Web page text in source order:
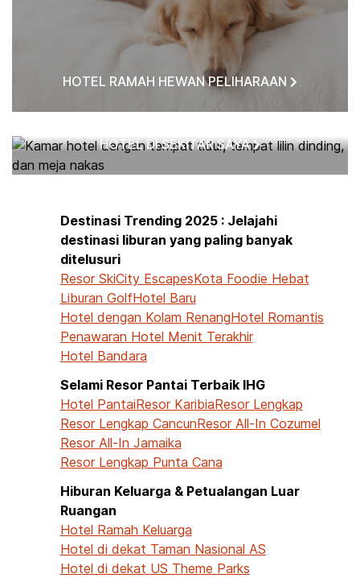
HOTEL RAMAH HEWAN PELIHARAAN
HOTEL DI SEKITAR SAYA
Destinasi Trending 2025 : Jelajahi
destinasi liburan yang paling banyak
ditelusuri
Resor SkiCity EscapesKota Foodie Hebat
Liburan GolfHotel Baru
Hotel dengan Kolam RenangHotel Romantis
Penawaran Hotel Menit Terakhir
Hotel Bandara
Selami Resor Pantai Terbaik IHG
Hotel PantaiResor KaribiaResor Lengkap
Resor Lengkap CancunResor All-In Cozumel
Resor All-In Jamaika
Resor Lengkap Punta Cana
Hiburan Keluarga & Petualangan Luar
Ruangan
Hotel Ramah Keluarga
Hotel di dekat Taman Nasional AS
Hotel di dekat US Theme Parks